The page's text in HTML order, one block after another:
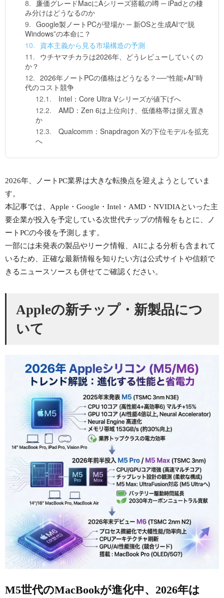
廉価グレードMacにAシリーズ搭載の噂 ─ iPadとの棲
み分けはどうなるのか
Google製ノートPCが登場か ─ 新OSと生成AIで“脱
Windows”の本命に？
資本主義から見る市場構造の予測
ウチヤマチカラは2026年、どうレビューしていくの
か？
2026年ノートPCの価格はどうなる？──“性能×AI”時
代のコスト競争
Intel：Core Ultra Vシリーズが値下げへ
AMD：Zen 6は上位向け、低価格帯は据え置き
か
Qualcomm：Snapdragon Xの下位モデルを拡充
へ
2026年、ノートPC業界は大きな転換点を迎えようとしていま
す。
本記事では、Apple・Google・Intel・AMD・NVIDIAといった主
要企業が投入を予定している次世代チップの情報をもとに、ノ
ートPCの今後を予測します。
一部には未発表の製品やリーク情報、AIによる分析も含まれて
いるため、正確な最新情報を知りたい方は公式サイトや信頼で
きるニュースソースも併せてご確認ください。
Appleの新チップ・新製品につ
いて
M5世代のMacBookが進化中、2026年は